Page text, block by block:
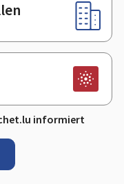
informiert